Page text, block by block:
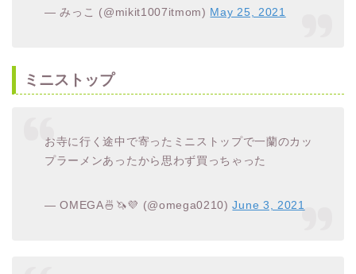
— みっこ (@mikit1007itmom) May 25, 2021
ミニストップ
お寺に行く途中で寄ったミニストップで一蘭のカッ
プラーメンあったから思わず買っちゃった
— OMEGA🍜🦄💜 (@omega0210)June 3, 2021